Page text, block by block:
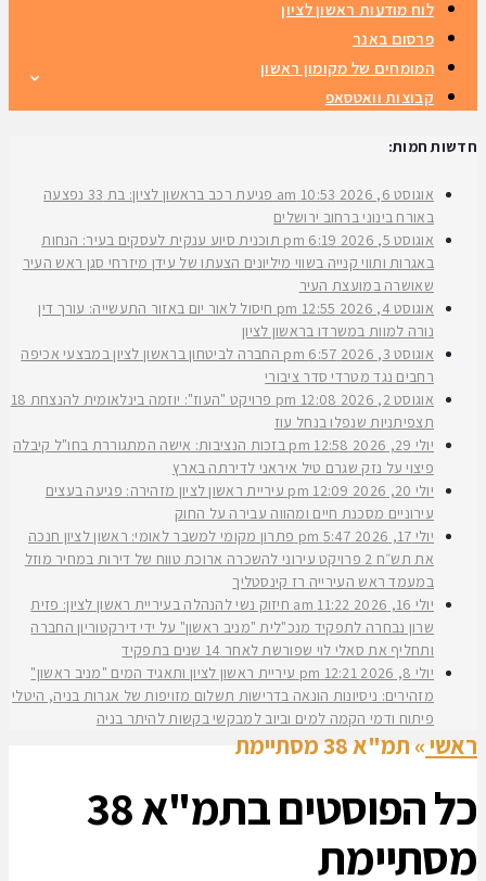
לוח מודעות ראשון לציון
פרסום באנר
המומחים של מקומון ראשון
קבוצות וואטסאפ
חדשות חמות:
אוגוסט 6, 2026 10:53 am
פגיעת רכב בראשון לציון: בת 33 נפצעה
באורח בינוני ברחוב ירושלים
אוגוסט 5, 2026
6:19 pm
תוכנית סיוע ענקית לעסקים בעיר: הנחות
באגרות ותווי קנייה בשווי מיליונים הצעתו של עידן מיזרחי סגן ראש העיר
שאושרה במועצת העיר
אוגוסט 4, 2026
12:55 pm
חיסול לאור יום באזור התעשייה: עורך דין
נורה למוות במשרדו בראשון לציון
אוגוסט 3, 2026
6:57 pm
החברה לביטחון בראשון לציון במבצעי אכיפה
רחבים נגד מטרדי סדר ציבורי
אוגוסט 2, 2026
12:08 pm
פרויקט "העוז": יוזמה בינלאומית להנצחת 18
תצפיתניות שנפלו בנחל עוז
יולי 29, 2026
12:58 pm
בזכות הנציבות: אישה המתגוררת בחו"ל קיבלה
פיצוי על נזק שגרם טיל איראני לדירתה בארץ
יולי 20, 2026
12:09 pm
עיריית ראשון לציון מזהירה: פגיעה בעצים
עירוניים מסכנת חיים ומהווה עבירה על החוק
יולי 17, 2026
5:47 pm
פתרון מקומי למשבר לאומי: ראשון לציון חנכה
את תש״ח 2 פרויקט עירוני להשכרה ארוכת טווח של דירות במחיר מוזל
במעמד ראש העירייה רז קינסטליך
יולי 16, 2026
11:22 am
חיזוק נשי להנהלה בעיריית ראשון לציון: פזית
שרון נבחרה לתפקיד מנכ"לית "מניב ראשון" על ידי דירקטוריון החברה
ותחליף את סאלי לוי שפורשת לאחר 14 שנים בתפקיד
יולי 8, 2026
12:21 pm
עיריית ראשון לציון ותאגיד המים "מניב ראשון"
מזהירים: ניסיונות הונאה בדרישות תשלום מזויפות של אגרות בניה, היטלי
פיתוח ודמי הקמה למים וביוב למבקשי בקשות להיתר בניה
ראשי» תמ"א 38 מסתיימת
כל הפוסטים ב
תמ"א 38
מסתיימת